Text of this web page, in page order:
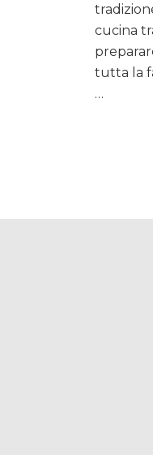
cucina
tutta la
…